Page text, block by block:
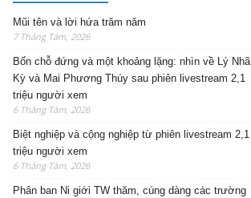
Mũi tên và lời hứa trăm năm
7 Tháng Tám, 2026
Bốn chỗ đứng và một khoảng lặng: nhìn về Lý Nhã
Kỳ và Mai Phương Thúy sau phiên livestream 2,1
triệu người xem
6 Tháng Tám, 2026
Biệt nghiệp và cộng nghiệp từ phiên livestream 2,1
triệu người xem
6 Tháng Tám, 2026
Phân ban Ni giới TW thăm, cúng dàng các trường